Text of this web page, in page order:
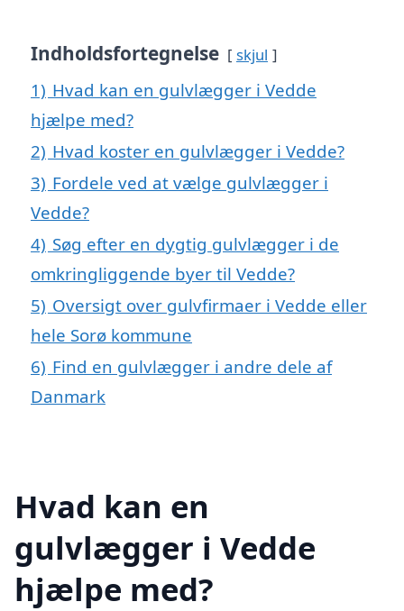
Indholdsfortegnelse skjul
1) Hvad kan en gulvlægger i Vedde
hjælpe med?
2) Hvad koster en gulvlægger i Vedde?
3) Fordele ved at vælge gulvlægger i
Vedde?
4) Søg efter en dygtig gulvlægger i de
omkringliggende byer til Vedde?
5) Oversigt over gulvfirmaer i Vedde eller
hele Sorø kommune
6) Find en gulvlægger i andre dele af
Danmark
Hvad kan en
gulvlægger i Vedde
hjælpe med?